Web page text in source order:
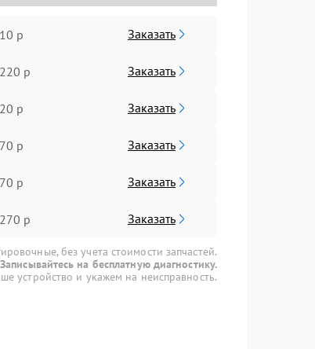
р Заказать
р Заказать
р Заказать
р Заказать
р Заказать
р Заказать
без учета стоимости запчастей.
Записывайтесь на бесплатную диагностику.
устройство и укажем на неисправность.